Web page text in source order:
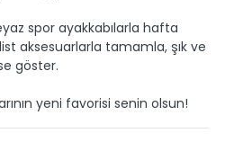
spor ayakkabılarla hafta
aksesuarlarla tamamla, şık ve
göster.
yeni favorisi senin olsun!